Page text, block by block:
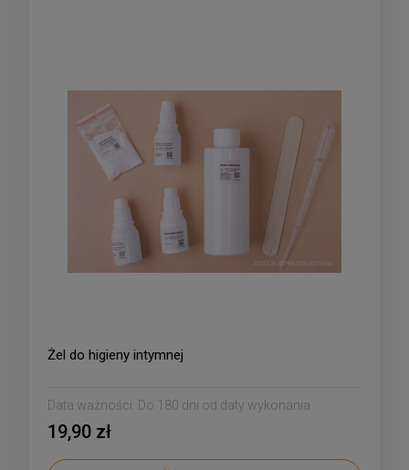
Żel do higieny intymnej
Data ważności: Do 180 dni od daty wykonania
19,90 zł